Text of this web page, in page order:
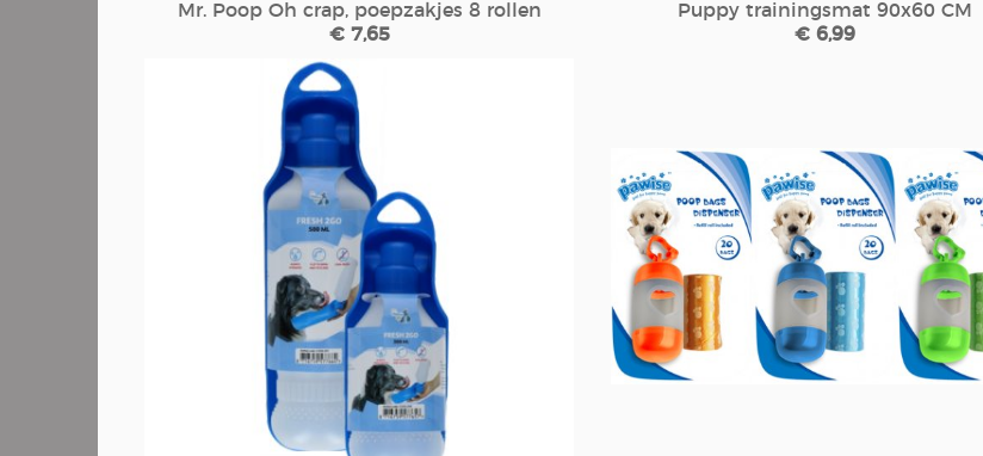
Mr. Poop Oh crap, poepzakjes 8 rollen
€ 7,65
Puppy trainingsmat 90x60 CM
€ 6,99